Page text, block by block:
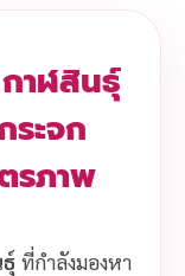
าฬสินธุ์
ะจก
รภาพ
ที่กำลังมองหา